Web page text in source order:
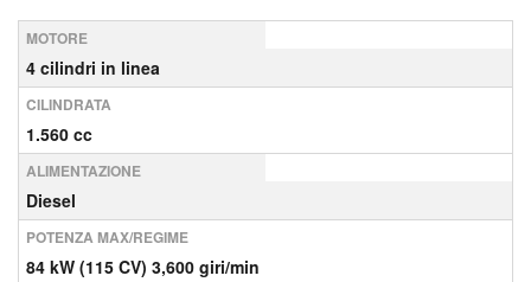
MOTORE
4 cilindri in linea
CILINDRATA
1.560 cc
ALIMENTAZIONE
Diesel
POTENZA MAX/REGIME
84 kW (115 CV) 3,600 giri/min